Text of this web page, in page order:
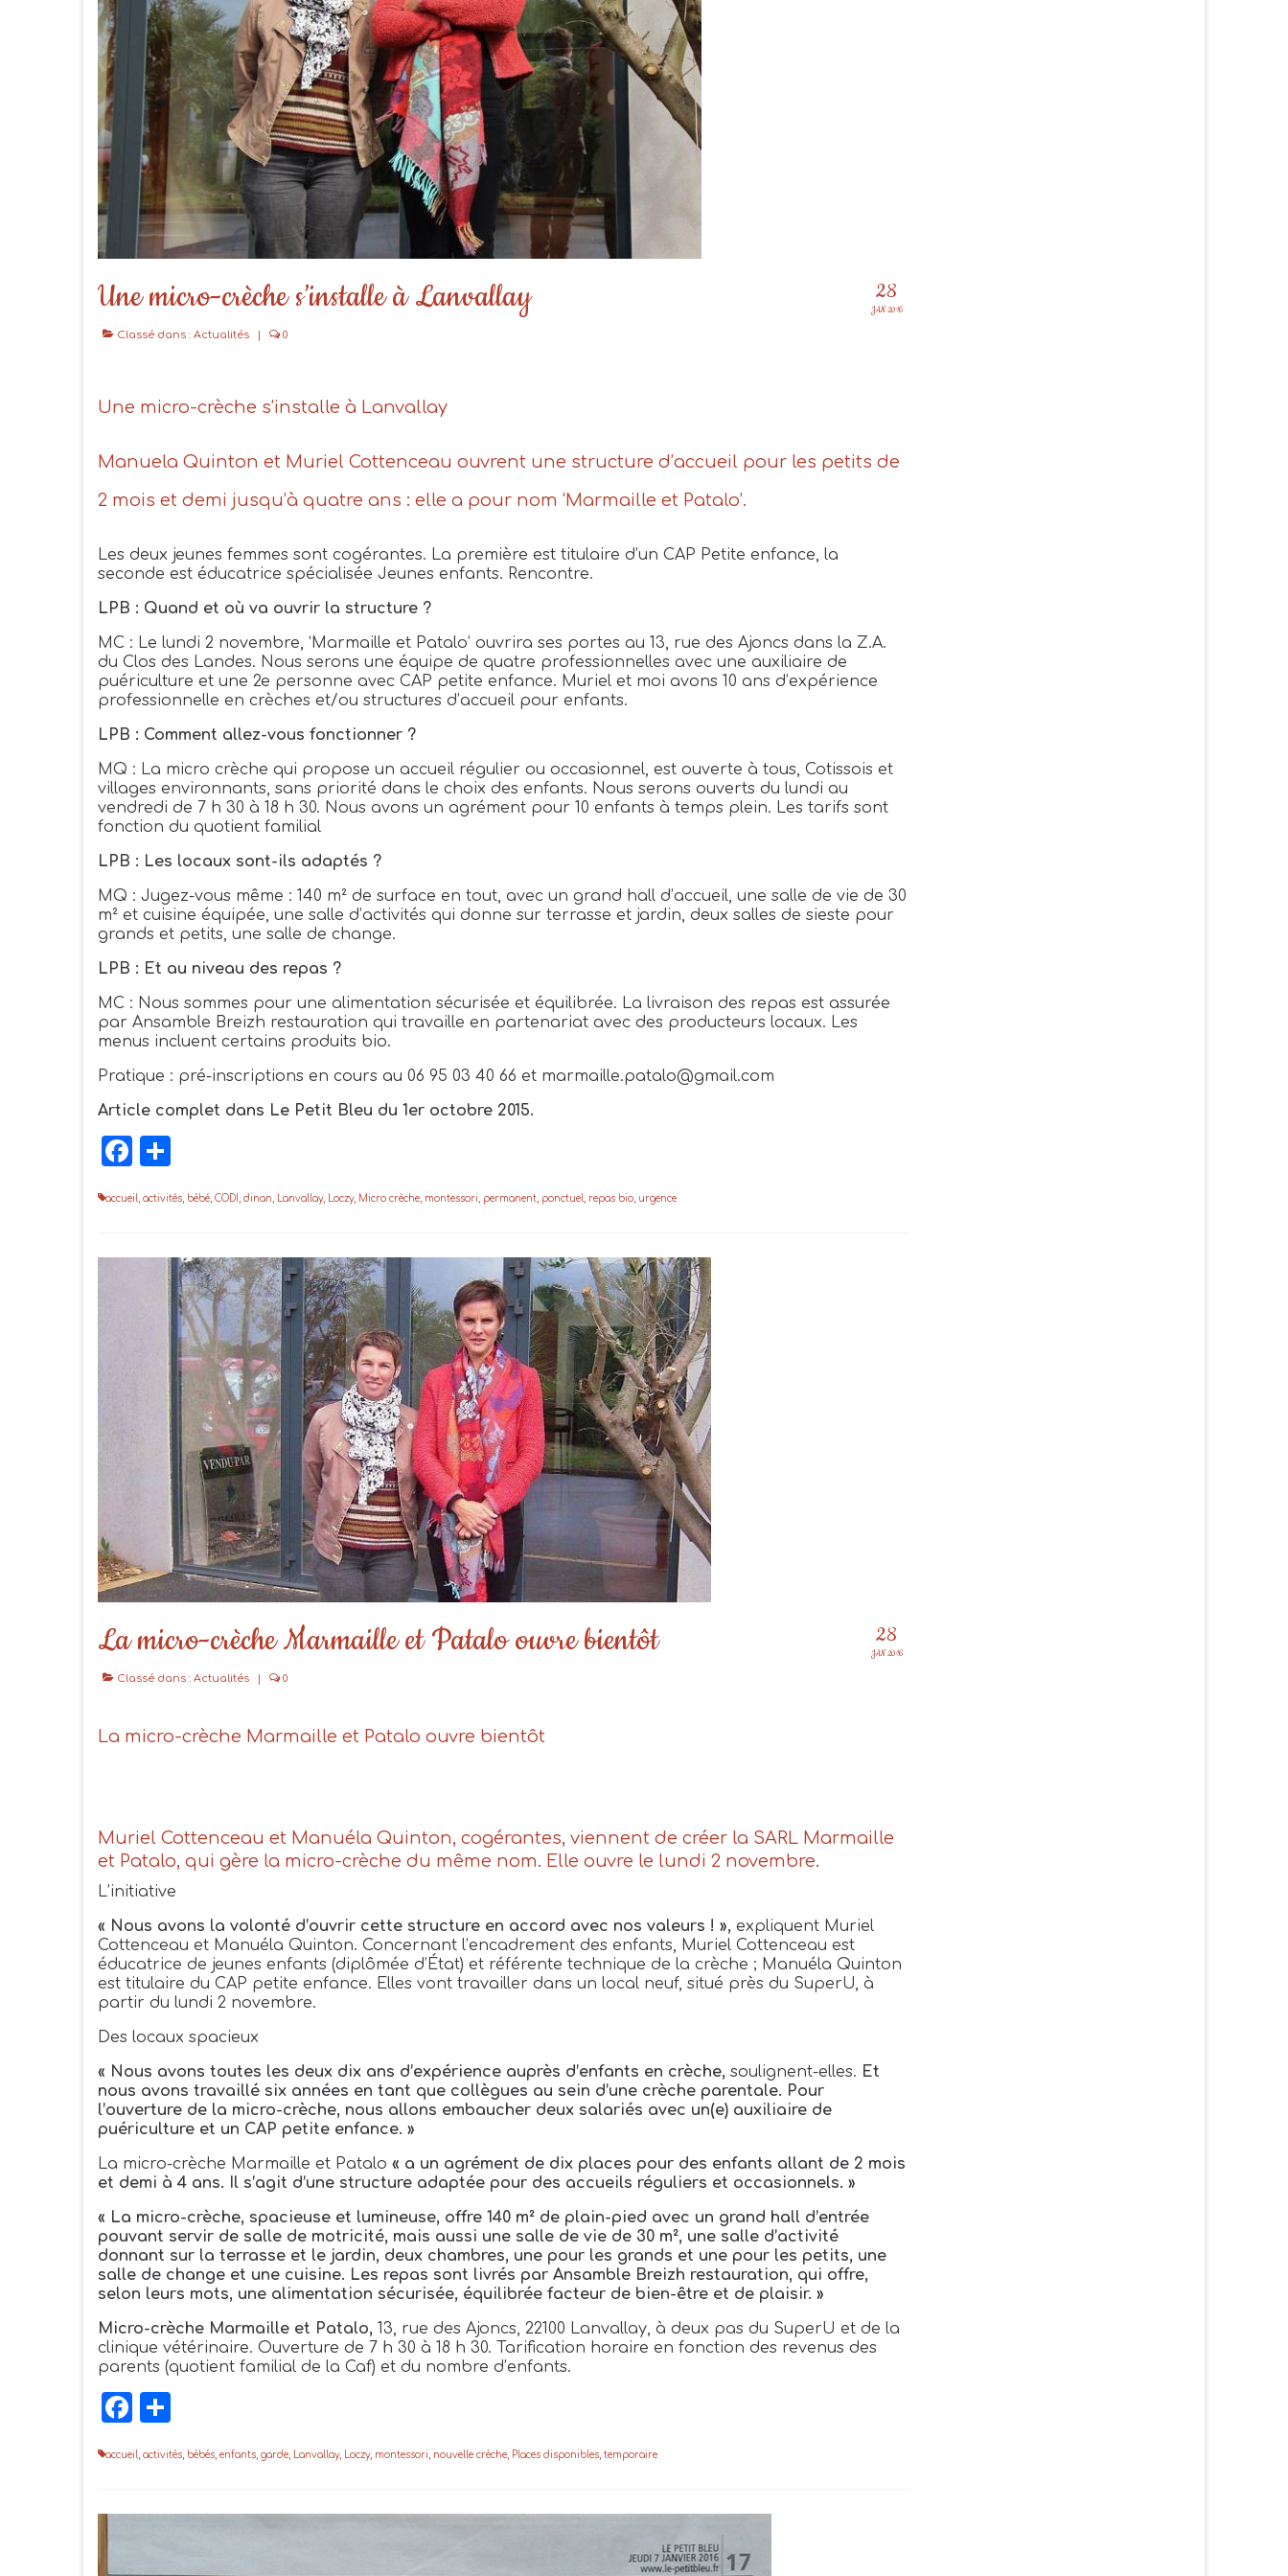
28
JAN 2016
Une micro-crèche s’installe à Lanvallay
Classé dans : Actualités | 0
Une micro-crèche s’installe à Lanvallay
Manuela Quinton et Muriel Cottenceau ouvrent une structure d’accueil pour les petits de
2 mois et demi jusqu’à quatre ans : elle a pour nom ‘Marmaille et Patalo’.
Les deux jeunes femmes sont cogérantes. La première est titulaire d’un CAP Petite enfance, la
seconde est éducatrice spécialisée Jeunes enfants. Rencontre.
LPB : Quand et où va ouvrir la structure ?
MC : Le lundi 2 novembre, ‘Marmaille et Patalo’ ouvrira ses portes au 13, rue des Ajoncs dans la Z.A.
du Clos des Landes. Nous serons une équipe de quatre professionnelles avec une auxiliaire de
puériculture et une 2e personne avec CAP petite enfance. Muriel et moi avons 10 ans d’expérience
professionnelle en crèches et/ou structures d’accueil pour enfants.
LPB : Comment allez-vous fonctionner ?
MQ : La micro crèche qui propose un accueil régulier ou occasionnel, est ouverte à tous, Cotissois et
villages environnants, sans priorité dans le choix des enfants. Nous serons ouverts du lundi au
vendredi de 7 h 30 à 18 h 30. Nous avons un agrément pour 10 enfants à temps plein. Les tarifs sont
fonction du quotient familial
LPB : Les locaux sont-ils adaptés ?
MQ : Jugez-vous même : 140 m² de surface en tout, avec un grand hall d’accueil, une salle de vie de 30
m² et cuisine équipée, une salle d’activités qui donne sur terrasse et jardin, deux salles de sieste pour
grands et petits, une salle de change.
LPB : Et au niveau des repas ?
MC : Nous sommes pour une alimentation sécurisée et équilibrée. La livraison des repas est assurée
par Ansamble Breizh restauration qui travaille en partenariat avec des producteurs locaux. Les
menus incluent certains produits bio.
Pratique : pré-inscriptions en cours au 06 95 03 40 66 et marmaille.patalo@gmail.com
Article complet dans Le Petit Bleu du 1er octobre 2015.
Facebook
accueil activités bébé CODI dinan Lanvallay, Loczy, Micro crèche montessori permanent ponctuel repas bio urgence
28
JAN 2016
La micro-crèche Marmaille et Patalo ouvre bientôt
Classé dans : Actualités | 0
La micro-crèche Marmaille et Patalo ouvre bientôt
Muriel Cottenceau et Manuéla Quinton, cogérantes, viennent de créer la SARL Marmaille
et Patalo, qui gère la micro-crèche du même nom. Elle ouvre le lundi 2 novembre.
L’initiative
« Nous avons la volonté d’ouvrir cette structure en accord avec nos valeurs ! », expliquent Muriel
Cottenceau et Manuéla Quinton. Concernant l’encadrement des enfants, Muriel Cottenceau est
éducatrice de jeunes enfants (diplômée d’État) et référente technique de la crèche ; Manuéla Quinton
est titulaire du CAP petite enfance. Elles vont travailler dans un local neuf, situé près du SuperU, à
partir du lundi 2 novembre.
Des locaux spacieux
« Nous avons toutes les deux dix ans d’expérience auprès d’enfants en crèche, soulignent-elles. Et
nous avons travaillé six années en tant que collègues au sein d’une crèche parentale. Pour
l’ouverture de la micro-crèche, nous allons embaucher deux salariés avec un(e) auxiliaire de
puériculture et un CAP petite enfance. »
La micro-crèche Marmaille et Patalo « a un agrément de dix places pour des enfants allant de 2 mois
et demi à 4 ans. Il s’agit d’une structure adaptée pour des accueils réguliers et occasionnels. »
« La micro-crèche, spacieuse et lumineuse, offre 140 m² de plain-pied avec un grand hall d’entrée
pouvant servir de salle de motricité, mais aussi une salle de vie de 30 m², une salle d’activité
donnant sur la terrasse et le jardin, deux chambres, une pour les grands et une pour les petits, une
salle de change et une cuisine. Les repas sont livrés par Ansamble Breizh restauration, qui offre,
selon leurs mots, une alimentation sécurisée, équilibrée facteur de bien-être et de plaisir. »
Micro-crèche Marmaille et Patalo, 13, rue des Ajoncs, 22100 Lanvallay, à deux pas du SuperU et de la
clinique vétérinaire. Ouverture de 7 h 30 à 18 h 30. Tarification horaire en fonction des revenus des
parents (quotient familial de la Caf) et du nombre d’enfants.
Facebook
accueil activités bébés enfants garde Lanvallay, Loczy, montessori nouvelle crèche Places disponibles temporaire